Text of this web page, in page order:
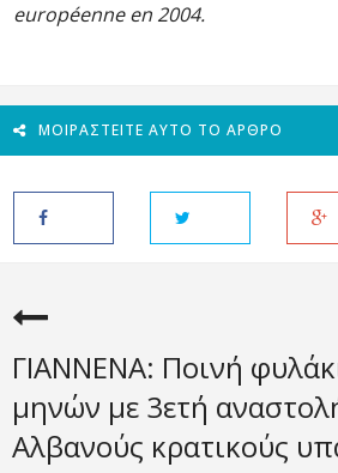
européenne en 2004.
ΜΟΙΡΑΣΤΕΊΤΕ ΑΥΤΌ ΤΟ ΆΡΘΡΟ
ΓΙΑΝΝΕΝΑ: Ποινή
μηνών με 3ετή
Αλβανούς κρατικούς